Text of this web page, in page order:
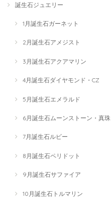
誕生石ジュエリー
1月誕生石ガーネット
2月誕生石アメジスト
3月誕生石アクアマリン
4月誕生石ダイヤモンド・CZ
5月誕生石エメラルド
6月誕生石ムーンストーン・真珠
7月誕生石ルビー
8月誕生石ペリドット
9月誕生石サファイア
10月誕生石トルマリン